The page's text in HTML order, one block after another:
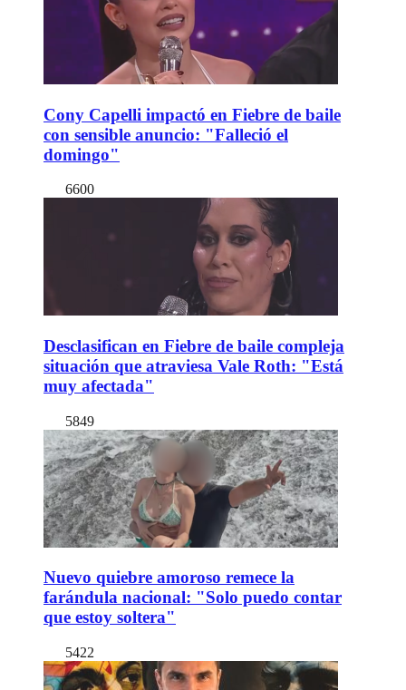
Cony Capelli impactó en Fiebre de baile
con sensible anuncio: "Falleció el
domingo"
6600
Desclasifican en Fiebre de baile compleja
situación que atraviesa Vale Roth: "Está
muy afectada"
5849
Nuevo quiebre amoroso remece la
farándula nacional: "Solo puedo contar
que estoy soltera"
5422